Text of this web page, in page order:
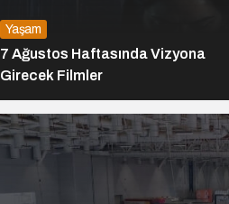
Yaşam
7 Ağustos Haftasında Vizyona
Girecek Filmler